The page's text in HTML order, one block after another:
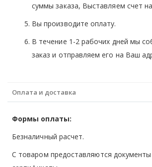
суммы заказа, Выставляем счет
Вы производите оплату.
В течение 1-2 рабочих дней мы
заказ и отправляем его на Ваш
Оплата и доставка
Формы оплаты:
Безналичный расчет.
С товаром предоставляются